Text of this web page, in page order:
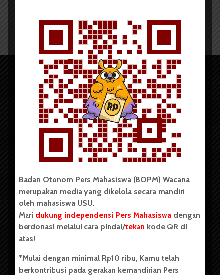
Copyright © 2023. All rights reserved BOPM WACANA.
Badan Otonom Pers Mahasiswa (BOPM) Wacana merupakan
pers mahasiswa yang berdiri di luar kampus dan dikelola
secara mandiri oleh mahasiswa Universitas Sumatera Utara
(USU). Sebelumnya BOPM Wacana merupakan salah satu
Unit Kegiatan Mahasiswa (UKM) di Universitas Sumatera
berdiri pada 1 Juli 1995.
Badan Otonom Pers Mahasiswa (BOPM) Wacana
merupakan media yang dikelola secara mandiri
oleh mahasiswa USU.
Mari dukung independensi Pers Mahasiswa dengan
berdonasi melalui cara pindai/tekan kode QR di
atas!
*Mulai dengan minimal Rp10 ribu, Kamu telah
berkontribusi pada gerakan kemandirian Pers